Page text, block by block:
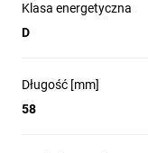
Klasa energetyczna
D
Długość [mm]
58